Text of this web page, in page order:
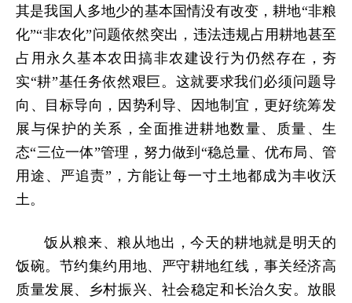
其是我国人多地少的基本国情没有改变，耕地“非粮
化”“非农化”问题依然突出，违法违规占用耕地甚至
占用永久基本农田搞非农建设行为仍然存在，夯
实“耕”基任务依然艰巨。这就要求我们必须问题导
向、目标导向，因势利导、因地制宜，更好统筹发
展与保护的关系，全面推进耕地数量、质量、生
态“三位一体”管理，努力做到“稳总量、优布局、管
用途、严追责”，方能让每一寸土地都成为丰收沃
土。
饭从粮来、粮从地出，今天的耕地就是明天的
饭碗。节约集约用地、严守耕地红线，事关经济高
质量发展、乡村振兴、社会稳定和长治久安。放眼